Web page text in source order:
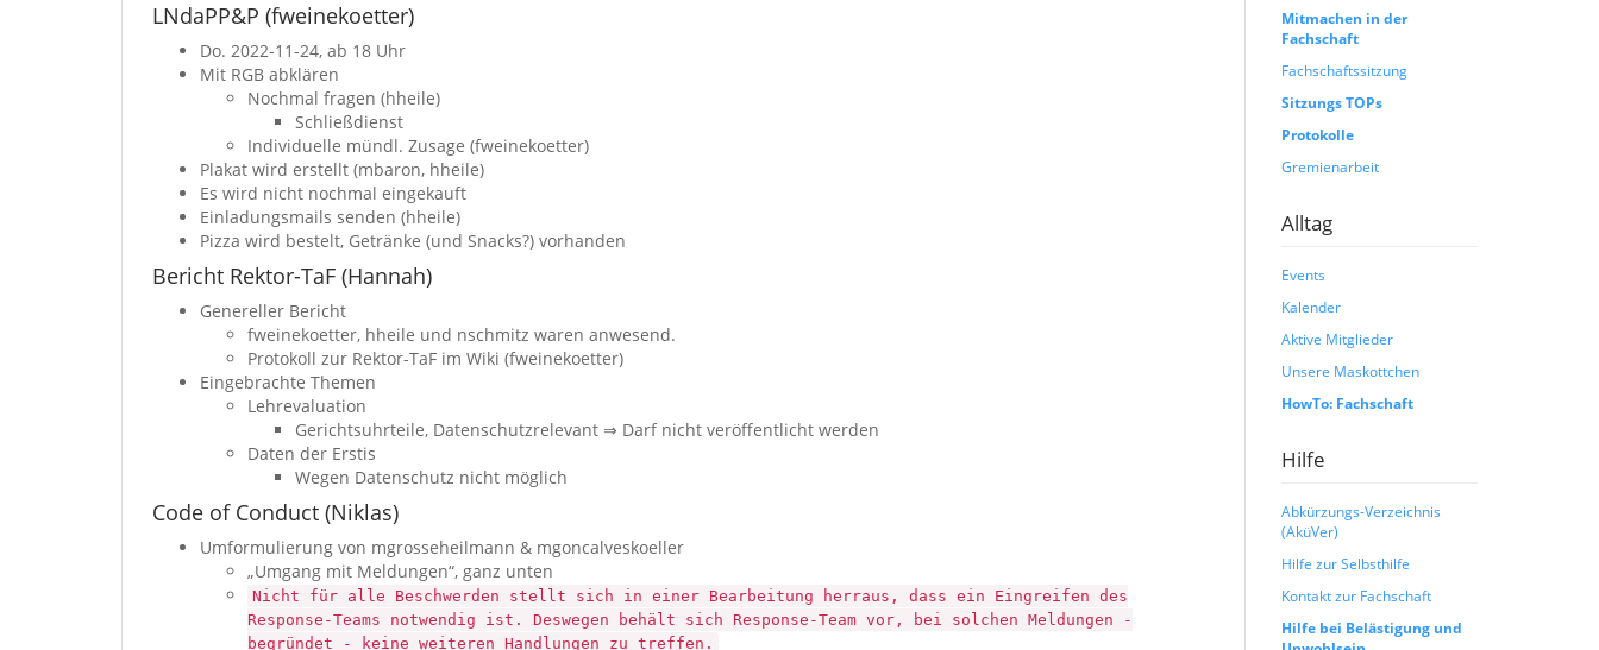
LNdaPP&P (fweinekoetter)
Do. 2022-11-24, ab 18 Uhr
Mit RGB abklären
Nochmal fragen (hheile)
Schließdienst
Individuelle mündl. Zusage (fweinekoetter)
Plakat wird erstellt (mbaron, hheile)
Es wird nicht nochmal eingekauft
Einladungsmails senden (hheile)
Pizza wird bestelt, Getränke (und Snacks?) vorhanden
Bericht Rektor-TaF (Hannah)
Genereller Bericht
fweinekoetter, hheile und nschmitz waren anwesend.
Protokoll zur Rektor-TaF im Wiki (fweinekoetter)
Eingebrachte Themen
Lehrevaluation
Gerichtsuhrteile, Datenschutzrelevant ⇒ Darf nicht veröffentlicht werden
Daten der Erstis
Wegen Datenschutz nicht möglich
Code of Conduct (Niklas)
Umformulierung von mgrosseheilmann & mgoncalveskoeller
„Umgang mit Meldungen“, ganz unten
Nicht für alle Beschwerden stellt sich in einer Bearbeitung herraus, dass ein Eingreifen des
Response-Teams notwendig ist. Deswegen behält sich Response-Team vor, bei solchen Meldungen -
begründet - keine weiteren Handlungen zu treffen.
Mitmachen in der
Fachschaft
Fachschaftssitzung
Sitzungs TOPs
Protokolle
Gremienarbeit
Alltag
Events
Kalender
Aktive Mitglieder
Unsere Maskottchen
HowTo: Fachschaft
Hilfe
Abkürzungs-Verzeichnis
(AküVer)
Hilfe zur Selbsthilfe
Kontakt zur Fachschaft
Hilfe bei Belästigung und